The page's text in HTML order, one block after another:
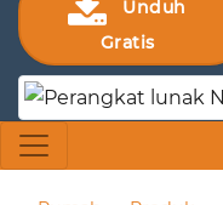
Unduh
Gratis